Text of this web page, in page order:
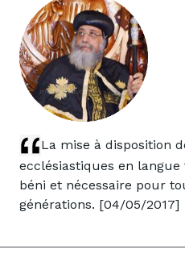
La mise à disposition
ecclésiastiques en
béni et nécessaire pour
générations. [04/05/2017]